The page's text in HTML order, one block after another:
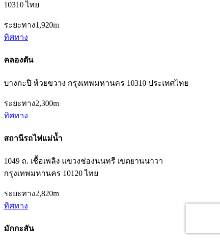
10310 ไทย
ระยะทาง1,920m
ทิศทาง
คลองตัน
บางกะปิ ห้วยขวาง กรุงเทพมหานคร 10310 ประเทศไทย
ระยะทาง2,300m
ทิศทาง
สถานีรถไฟแม่น้ำ
1049 ถ. เชื้อเพลิง แขวงช่องนนทรี เขตยานนาวา
กรุงเทพมหานคร 10120 ไทย
ระยะทาง2,820m
ทิศทาง
มักกะสัน